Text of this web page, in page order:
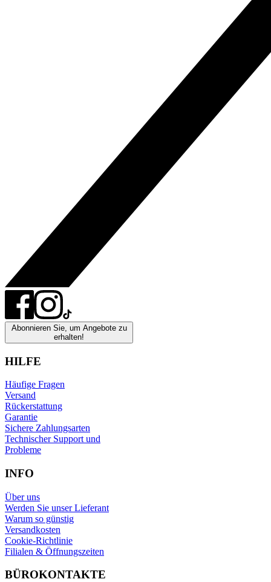
Abonnieren Sie, um Angebote zu
erhalten!
HILFE
Häufige Fragen
Versand
Rückerstattung
Garantie
Sichere Zahlungsarten
Technischer Support und
Probleme
INFO
Über uns
Werden Sie unser Lieferant
Warum so günstig
Versandkosten
Cookie-Richtlinie
Filialen & Öffnungszeiten
BÜROKONTAKTE